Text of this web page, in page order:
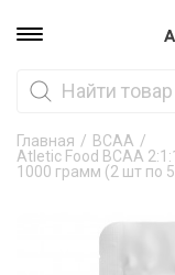
Главная / ВСАА /
Atletic Food BCAA
1000 грамм (2 шт по